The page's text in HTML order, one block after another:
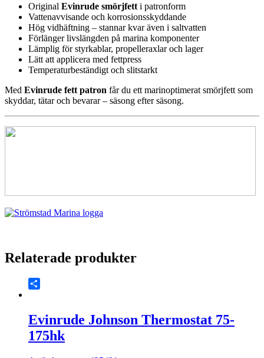
Original Evinrude smörjfett i patronform
Vattenavvisande och korrosionsskyddande
Hög vidhäftning – stannar kvar även i saltvatten
Förlänger livslängden på marina komponenter
Lämplig för styrkablar, propelleraxlar och lager
Lätt att applicera med fettpress
Temperaturbeständigt och slitstarkt
Med Evinrude fett patron får du ett marinoptimerat smörjfett som
skyddar, tätar och bevarar – säsong efter säsong.
Relaterade produkter
Evinrude Johnson Thermostat 75-
175hk